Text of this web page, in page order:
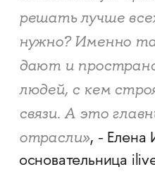
решать лучше
нужно? Именно
дают и
людей, с кем
связи. А это
отрасли», - Елена
основательница